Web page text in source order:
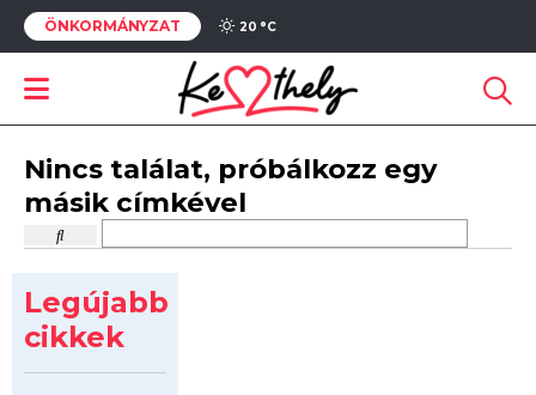
ÖNKORMÁNYZAT 20 °C
Nincs találat, próbálkozz egy
másik címkével
Legújabb
cikkek